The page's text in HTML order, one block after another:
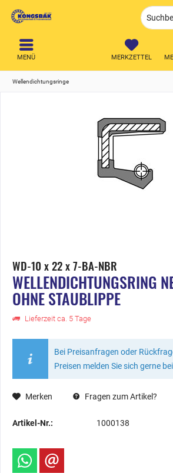
MERKZETTEL
MENÜ
Wellendichtungsringe
WD-10 x 22 x 7-BA-NBR
WELLENDICHTUNGSRING
OHNE STAUBLIPPE
Lieferzeit ca. 5 Tage
Bei Preisanfragen oder
Preisen melden Sie sich gerne
Merken Fragen zum Artikel?
Artikel-Nr.: 1000138